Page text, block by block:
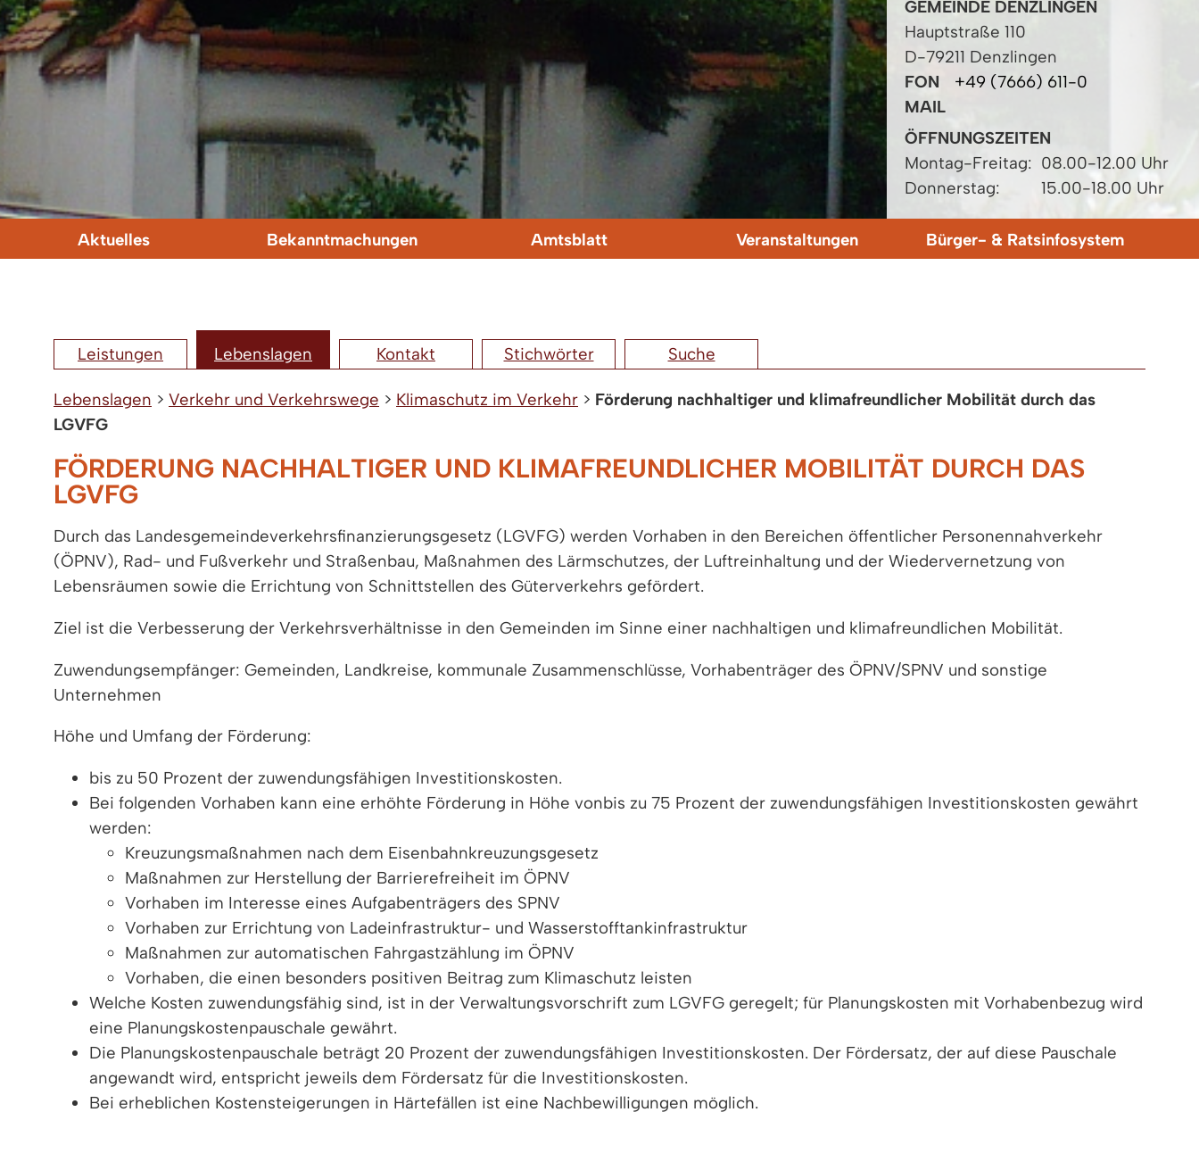
GEMEINDE DENZLINGEN
Hauptstraße 110
D-79211 Denzlingen
FON
+49 (7666) 611-0
MAIL
ÖFFNUNGSZEITEN
Montag-Freitag: 08.00-12.00 Uhr
Donnerstag:
15.00-18.00 Uhr
Aktuelles Bekanntmachungen Amtsblatt Veranstaltungen Bürger- & Ratsinfosystem
Leistungen Lebenslagen Kontakt Stichwörter Suche
Lebenslagen > Verkehr und Verkehrswege > Klimaschutz im Verkehr > Förderung nachhaltiger und klimafreundlicher Mobilität durch das
LGVFG
FÖRDERUNG NACHHALTIGER UND KLIMAFREUNDLICHER MOBILITÄT DURCH DAS
LGVFG
Durch das Landesgemeindeverkehrsfinanzierungsgesetz (LGVFG) werden Vorhaben in den Bereichen öffentlicher Personennahverkehr
(ÖPNV), Rad- und Fußverkehr und Straßenbau, Maßnahmen des Lärmschutzes, der Luftreinhaltung und der Wiedervernetzung von
Lebensräumen sowie die Errichtung von Schnittstellen des Güterverkehrs gefördert.
Ziel ist die Verbesserung der Verkehrsverhältnisse in den Gemeinden im Sinne einer nachhaltigen und klimafreundlichen Mobilität.
Zuwendungsempfänger: Gemeinden, Landkreise, kommunale Zusammenschlüsse, Vorhabenträger des ÖPNV/SPNV und sonstige
Unternehmen
Höhe und Umfang der Förderung:
bis zu 50 Prozent der zuwendungsfähigen Investitionskosten.
Bei folgenden Vorhaben kann eine erhöhte Förderung in Höhe vonbis zu 75 Prozent der zuwendungsfähigen Investitionskosten gewährt
werden:
Kreuzungsmaßnahmen nach dem Eisenbahnkreuzungsgesetz
Maßnahmen zur Herstellung der Barrierefreiheit im ÖPNV
Vorhaben im Interesse eines Aufgabenträgers des SPNV
Vorhaben zur Errichtung von Ladeinfrastruktur- und Wasserstofftankinfrastruktur
Maßnahmen zur automatischen Fahrgastzählung im ÖPNV
Vorhaben, die einen besonders positiven Beitrag zum Klimaschutz leisten
Welche Kosten zuwendungsfähig sind, ist in der Verwaltungsvorschrift zum LGVFG geregelt; für Planungskosten mit Vorhabenbezug wird
eine Planungskostenpauschale gewährt.
Die Planungskostenpauschale beträgt 20 Prozent der zuwendungsfähigen Investitionskosten. Der Fördersatz, der auf diese Pauschale
angewandt wird, entspricht jeweils dem Fördersatz für die Investitionskosten.
Bei erheblichen Kostensteigerungen in Härtefällen ist eine Nachbewilligungen möglich.